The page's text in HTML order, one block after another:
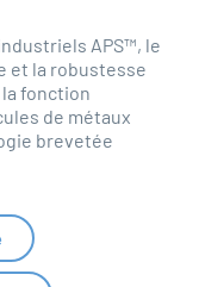
APS™, le
et la robustesse
fonction
de métaux
brevetée